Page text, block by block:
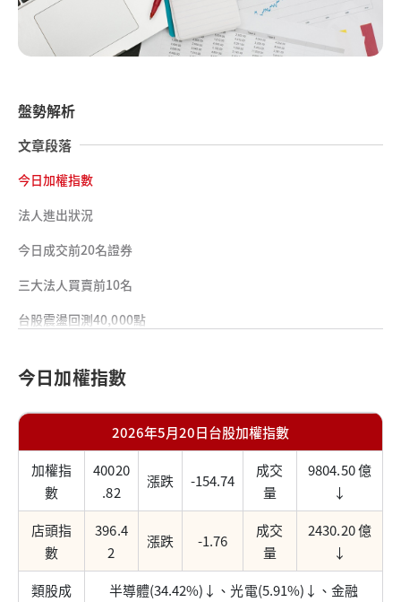
盤勢解析
文章段落
今日加權指數
法人進出狀況
今日成交前20名證券
三大法人買賣前10名
台股震盪回測40,000點
今日加權指數
2026年5月20日台股加權指數
加權指
數
40020
.82
漲跌 -154.74
成交
量
9804.50 億
↓
店頭指
數
396.4
2
漲跌 -1.76
成交
量
2430.20 億
↓
類股成
半導體(34.42%)↓、光電(5.91%)↓、金融